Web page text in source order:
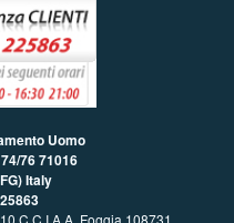
Uomo
7671016
Italy